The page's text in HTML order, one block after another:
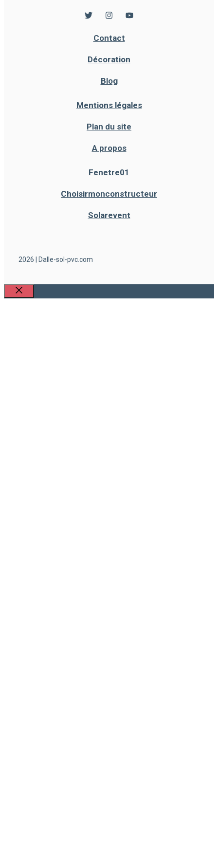
Contact
Décoration
Blog
Mentions légales
Plan du site
A propos
Fenetre01
Choisirmonconstructeur
Solarevent
2026 | Dalle-sol-pvc.com
Fermer